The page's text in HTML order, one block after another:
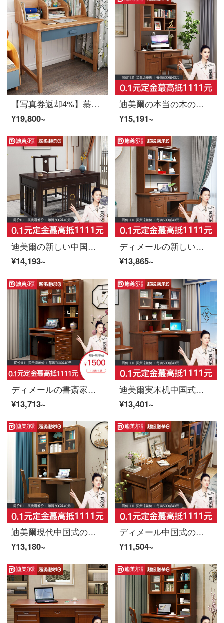
【写真券返却4%】慕尼思丹机実木机コンピュータデスク学習机書斎家具单机【保存機能付き】
¥19,800~
迪美爾の本当の木の角のコンピュータのテーブルは簡単で現代の本棚の書棚のデスクトップのコンピュータのテーブルの中国式の家具の学生の本台のコンピュータの机は本棚を持ちます。
¥15,191~
迪美爾の新しい中国式の本当の木の机の近代的な事務机の書画の机の書画の書斎の家具は組み合わせて単に机があります。
¥14,193~
ディメールの新しい中国式の木のコンピュータデスク現代机の書斎の簡易書写テーブルとパソコンの机の胡桃色
¥13,865~
ディメールの書斎家具セットのセットは1.4メートルの机（曲がり角）胡桃色です。
¥13,713~
迪美爾実木机中国式家庭用パソコンデスク書斎家具書棚セットパソコンデスク＋椅子
¥13,401~
迪美爾現代中国式の木造の机の組み合わせは簡単で寝室の書棚の机の直角のコンピュータのデスクトップの書卓の書写の机の机＋本の椅子の胡桃の色を予約します。
¥13,180~
ディメール中国式の木製パソコンデスク家庭用学生デスクトップパソコンデスク書斎書斎書写デスクデスクデスク（三色オプション、備考色）
¥11,504~